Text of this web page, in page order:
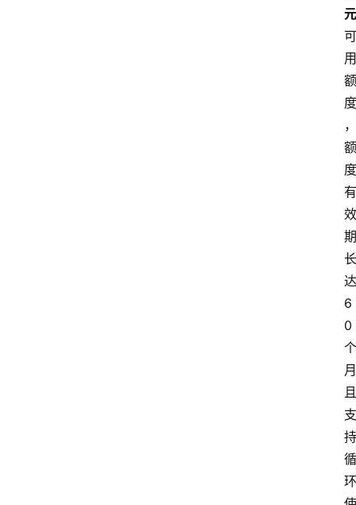
元
可
用
额
度
，
额
度
有
效
期
长
达
6
0
个
月
且
支
持
循
环